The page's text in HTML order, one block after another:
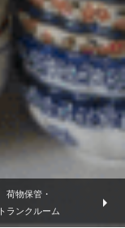
荷物保管・
トランクルーム
arrow_right